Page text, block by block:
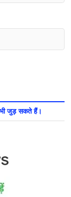
भी जुड़ सकते हैं।